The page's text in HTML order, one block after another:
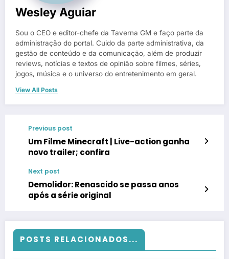
Wesley Aguiar
Sou o CEO e editor-chefe da Taverna GM e faço parte da
administração do portal. Cuido da parte administrativa, da
gestão de conteúdo e da comunicação, além de produzir
reviews, notícias e textos de opinião sobre filmes, séries,
jogos, música e o universo do entretenimento em geral.
View All Posts
Previous post
Um Filme Minecraft | Live-action ganha
novo trailer; confira
Next post
Demolidor: Renascido se passa anos
após a série original
POSTS RELACIONADOS...